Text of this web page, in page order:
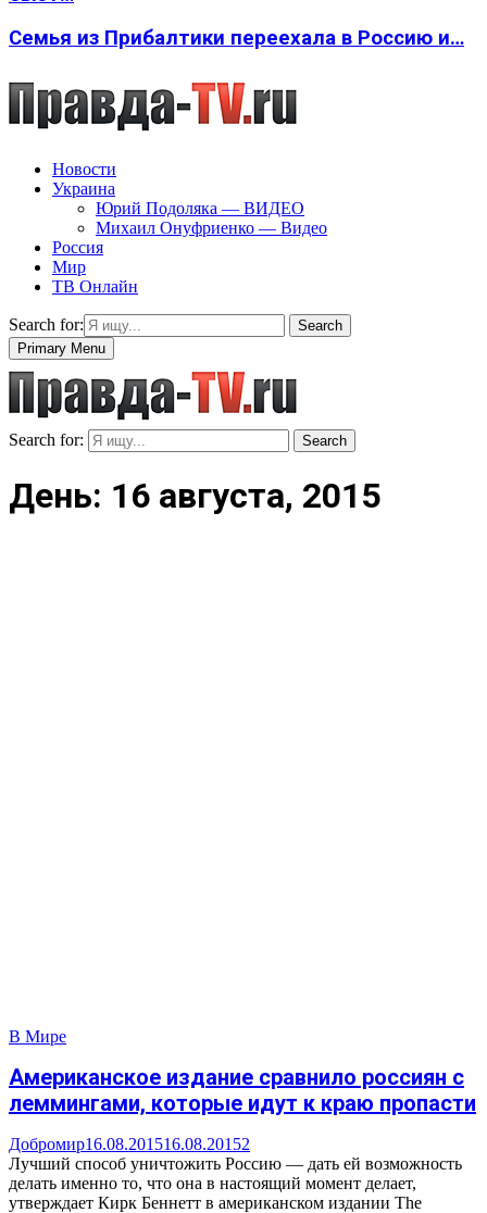
Семья из Прибалтики переехала в Россию и…
Новости
Украина
Юрий Подоляка — ВИДЕО
Михаил Онуфриенко — Видео
Россия
Мир
ТВ Онлайн
Search for:
Search
Primary Menu
Search for: Search
День: 16 августа, 2015
В Мире
Американское издание сравнило россиян с
леммингами, которые идут к краю пропасти
Добромир16.08.201516.08.20152
Лучший способ уничтожить Россию — дать ей возможность
делать именно то, что она в настоящий момент делает,
утверждает Кирк Беннетт в американском издании The